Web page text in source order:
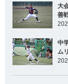
大
善
中
ム